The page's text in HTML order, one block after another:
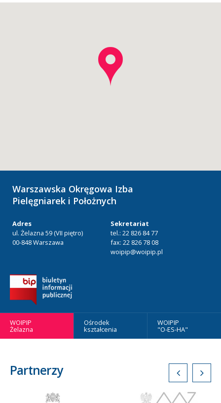
Warszawska Okręgowa Izba
Pielęgniarek i Położnych
Adres
ul. Żelazna 59 (VII piętro)
00-848 Warszawa
Sekretariat
tel.: 22 826 84 77
fax: 22 826 78 08
woipip@woipip.pl
WOIPIP
Żelazna
Ośrodek
kształcenia
WOIPIP
"O-ES-HA"
Partnerzy